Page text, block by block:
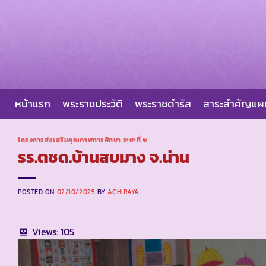
หน้าแรก พระราชประวัติ พระราชดำรัส สาระสำคัญแ
โครงการส่งเสริมคุณภาพการศึกษา ระยะที่ ๒
รร.ตชด.บ้านสบมาง จ.น่าน
POSTED ON 02/10/2025 BYACHIRAYA
Views:105